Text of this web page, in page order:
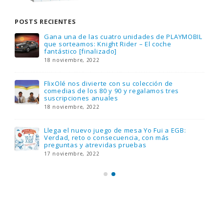
POSTS RECIENTES
Gana una de las cuatro unidades de PLAYMOBIL
que sorteamos: Knight Rider – El coche
fantástico [finalizado]
18 noviembre, 2022
FlixOlé nos divierte con su colección de
comedias de los 80 y 90 y regalamos tres
suscripciones anuales
18 noviembre, 2022
Llega el nuevo juego de mesa Yo Fui a EGB:
Verdad, reto o consecuencia, con más
preguntas y atrevidas pruebas
17 noviembre, 2022